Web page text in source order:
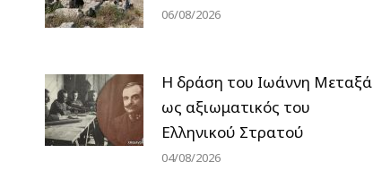
06/08/2026
H δράση του Ιωάννη Μεταξά
ως αξιωματικός του
Ελληνικού Στρατού
04/08/2026